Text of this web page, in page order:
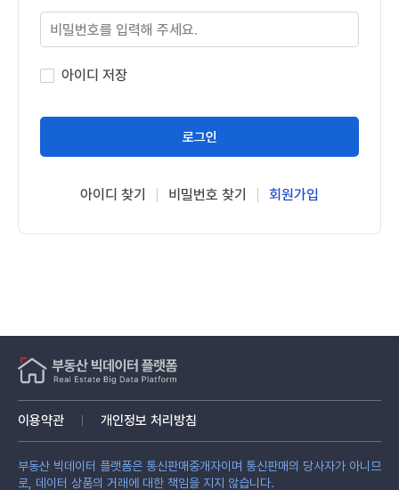
아이디 저장
로그인
아이디 찾기 비밀번호 찾기 회원가입
이용약관 개인정보 처리방침
부동산 빅데이터 플랫폼은 통신판매중개자이며 통신판매의 당사자가 아니므
로, 데이터 상품의 거래에 대한 책임을 지지 않습니다.